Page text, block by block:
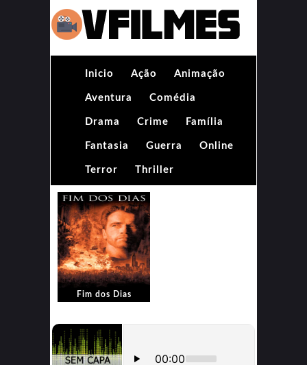
Inicio Ação Animação
Aventura Comédia
Drama Crime Família
Fantasia Guerra Online
Terror Thriller
Fim dos Dias